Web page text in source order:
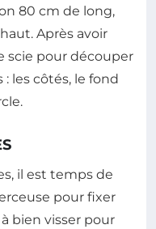
80 cm de long,
Après avoir
scie pour découper
les côtés, le fond
il est temps de
pour fixer
bien visser pour